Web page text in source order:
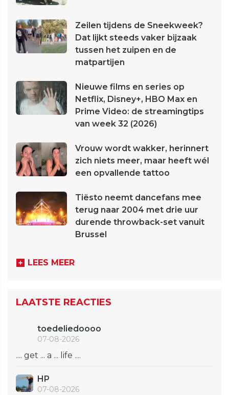
Zeilen tijdens de Sneekweek?
Dat lijkt steeds vaker bijzaak
tussen het zuipen en de
matpartijen
Nieuwe films en series op
Netflix, Disney+, HBO Max en
Prime Video: de streamingtips
van week 32 (2026)
Vrouw wordt wakker, herinnert
zich niets meer, maar heeft wél
een opvallende tattoo
Tiësto neemt dancefans mee
terug naar 2004 met drie uur
durende throwback-set vanuit
Brussel
LEES MEER
LAATSTE REACTIES
toedeliedoooo
07-08-2026
.... get ... a ... life ....
HP
07-08-2026